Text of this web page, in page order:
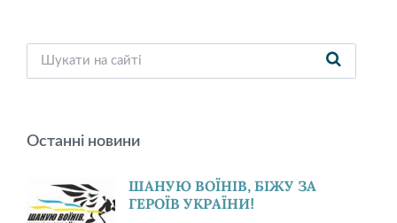
Останні новини
ШАНУЮ ВОЇНІВ, БІЖУ ЗА
ГЕРОЇВ УКРАЇНИ!